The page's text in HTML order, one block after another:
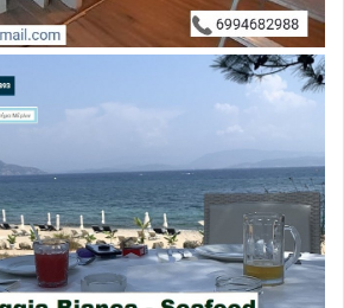
Ειδικότερα, πρόκειται για
, πρώην βουλευτή,Αυγερινό
βουλευτή Β’ Πειραιά,Γεωργία
βουλευτή Α’ Αθηνών,
του Νομικού Τμήματος των
Ακριβού, στέλεχος των
καιΓιάννη Δραγάτη,
του κόμματος.
ξεχωρίζει η περίπτωση του
Γιώργου Τσίπρα,ο οποίος